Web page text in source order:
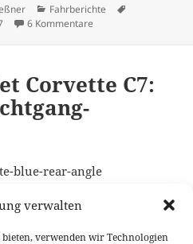
verwalten
verwenden wir Technologien
Kategorien
Fahrberichte
6 Kommentare
Corvette C7:
Corvette C7 kommt